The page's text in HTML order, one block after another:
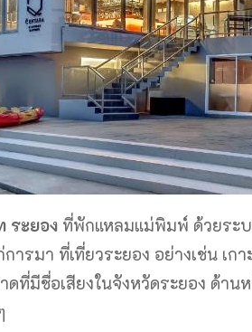
ระยอง ที่พักแหลมแม่พิมพ์ ด้วยระบ
ารมา ที่เที่ยวระยอง อย่างเช่น เ
ที่มีชื่อเสียงในจังหวัดระยอง ด้า